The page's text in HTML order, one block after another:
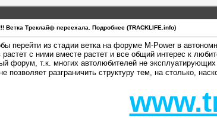
Треклайф переехала. Подробнее (TRACKLIFE.info)
перейти из стадии ветка на форуме M-Power в
растет с ними вместе растет и все общий интерес к
форум, т.к. многих автолюбителей не
позволяет разграничить структуру тем, на столько,